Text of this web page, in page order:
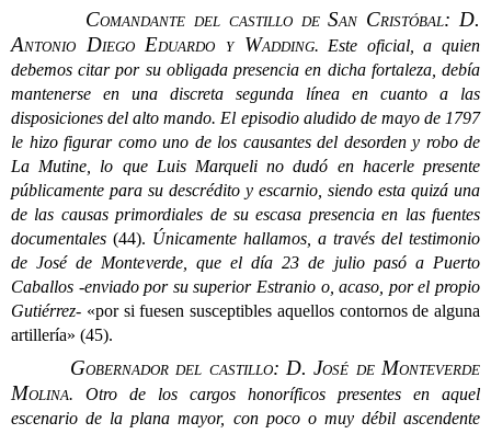
Comandante del castillo de San Cristóbal: D.
Antonio Diego Eduardo y Wadding. Este oficial, a quien
debemos citar por su obligada presencia en dicha fortaleza, debía
mantenerse en una discreta segunda línea en cuanto a las
disposiciones del alto mando. El episodio aludido de mayo de 1797
le hizo figurar como uno de los causantes del desorden y robo de
La Mutine , lo que Luis Marqueli no dudó en hacerle presente
públicamente para su descrédito y escarnio, siendo esta quizá una
de las causas primordiales de su escasa presencia en las fuentes
documentales (44). Únicamente hallamos, a través del testimonio
de José de Monteverde, que el día 23 de julio pasó a Puerto
Caballos -enviado por su superior Estranio o, acaso, por el propio
Gutiérrez- «por si fuesen susceptibles aquellos contornos de alguna
artillería» (45).
Gobernador del castillo: D. José de Monteverde
Molina. Otro de los cargos honoríficos presentes en aquel
escenario de la plana mayor, con poco o muy débil ascendente